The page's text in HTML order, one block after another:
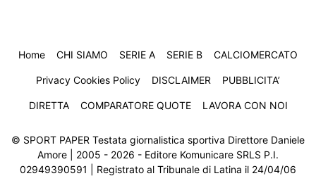
Home CHI SIAMO SERIE A SERIE B CALCIOMERCATO
Privacy Cookies Policy DISCLAIMER PUBBLICITA’
DIRETTA COMPARATORE QUOTE LAVORA CON NOI
© SPORT PAPER Testata giornalistica sportiva Direttore Daniele
Amore | 2005 - 2026 - Editore Komunicare SRLS P.I.
02949390591 | Registrato al Tribunale di Latina il 24/04/06